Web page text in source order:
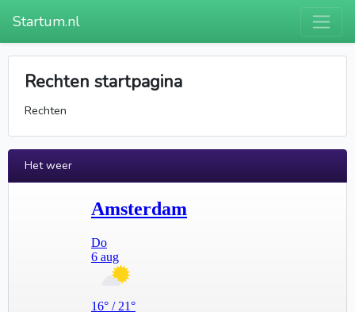
Startum.nl
Rechten startpagina
Rechten
Het weer